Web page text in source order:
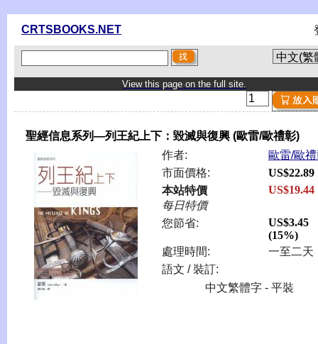
CRTSBOOKS.NET
View this page on the full site.
聖經信息系列—列王紀上下：毀滅與復興 (歐雷/歐禮彰)
作者:
歐雷/歐
市面價格:
US$22.89
本站特價
每日特價
US$19.44
您節省:
US$3.45
(15%)
處理時間:
一至二天
語文 / 裝訂:
中文繁體字 - 平裝